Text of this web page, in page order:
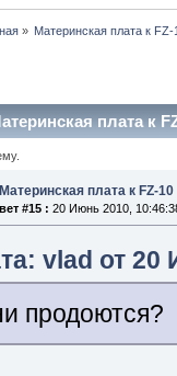
» Материнская плата к FZ-
плата к
плата к FZ-10
#15 : 20 Июнь 2010,
vlad от
продоются?